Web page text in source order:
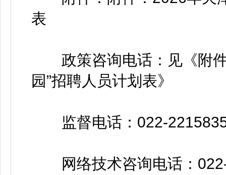
表
政策咨询电话：见《附件
园”招聘人员计划表》
监督电话：022-
网络技术咨询电话：022-